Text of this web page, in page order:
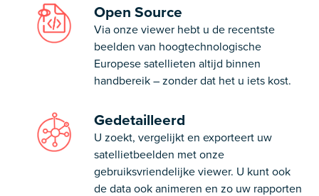
Open Source
Via onze viewer hebt u de recentste
beelden van hoogtechnologische
Europese satellieten altijd binnen
handbereik – zonder dat het u iets kost.
Gedetailleerd
U zoekt, vergelijkt en exporteert uw
satellietbeelden met onze
gebruiksvriendelijke viewer. U kunt ook
de data ook animeren en zo uw rapporten